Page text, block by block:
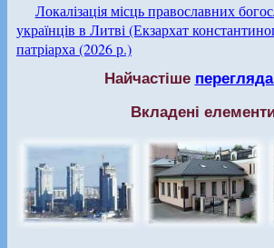
Локалізація місць православних
українців в Литві (Екзархат
патріарха (2026 р.)
Найчастіше
Вкладені